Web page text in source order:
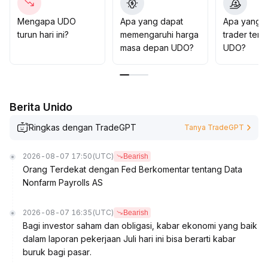
moderat; jika volume masih rendah, tetap waspada dan
mengendalikan risiko mengejar harga tinggi
Mengapa UDO
turun hari ini?
Apa yang dapat
memengaruhi harga
masa depan UDO?
Apa yang
trader
UDO?
Berita Unido
Ringkas dengan TradeGPT Tanya TradeGPT
2026-08-07 17:50 (UTC) Bearish
Orang Terdekat dengan Fed Berkomentar tentang Data
Nonfarm Payrolls AS
2026-08-07 16:35 (UTC) Bearish
Bagi investor saham dan obligasi, kabar ekonomi yang baik
dalam laporan pekerjaan Juli hari ini bisa berarti kabar
buruk bagi pasar.